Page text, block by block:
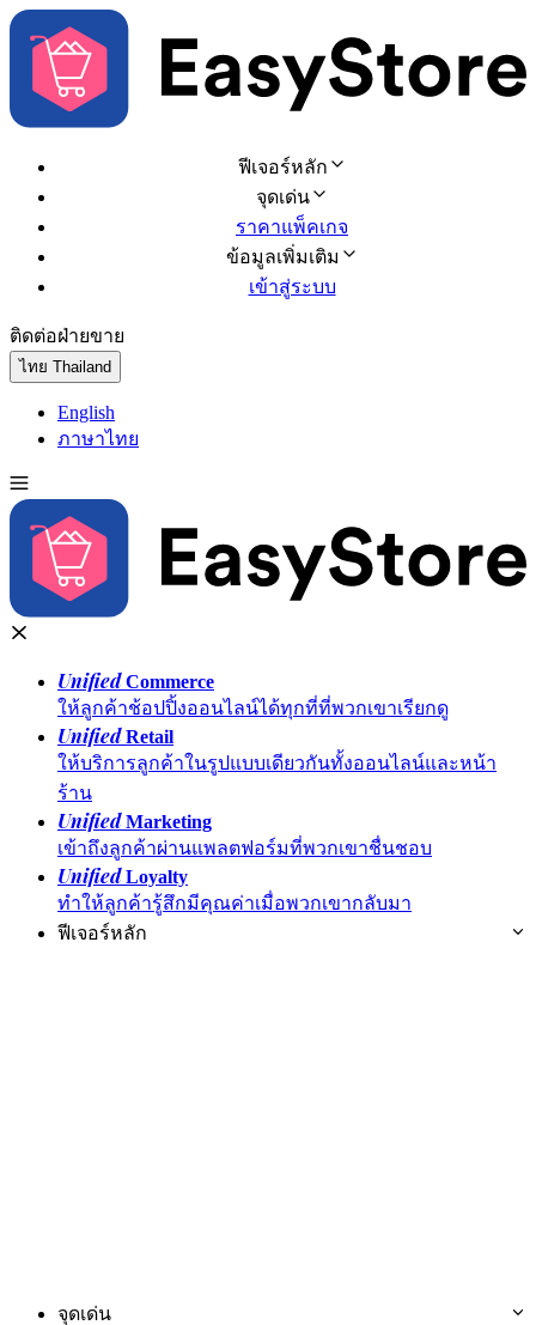
ฟีเจอร์หลัก
จุดเด่น
ราคาแพ็คเกจ
ข้อมูลเพิ่มเติม
เข้าสู่ระบบ
ติดต่อฝ่ายขาย
ไทย Thailand
English
ภาษาไทย
UnifiedCommerce
ให้ลูกค้าช้อปปิ้งออนไลน์ได้ทุกที่ที่พวกเขาเรียกดู
UnifiedRetail
ให้บริการลูกค้าในรูปแบบเดียวกันทั้งออนไลน์และหน้า
ร้าน
UnifiedMarketing
เข้าถึงลูกค้าผ่านแพลตฟอร์มที่พวกเขาชื่นชอบ
UnifiedLoyalty
ทำให้ลูกค้ารู้สึกมีคุณค่าเมื่อพวกเขากลับมา
ฟีเจอร์หลัก
จุดเด่น